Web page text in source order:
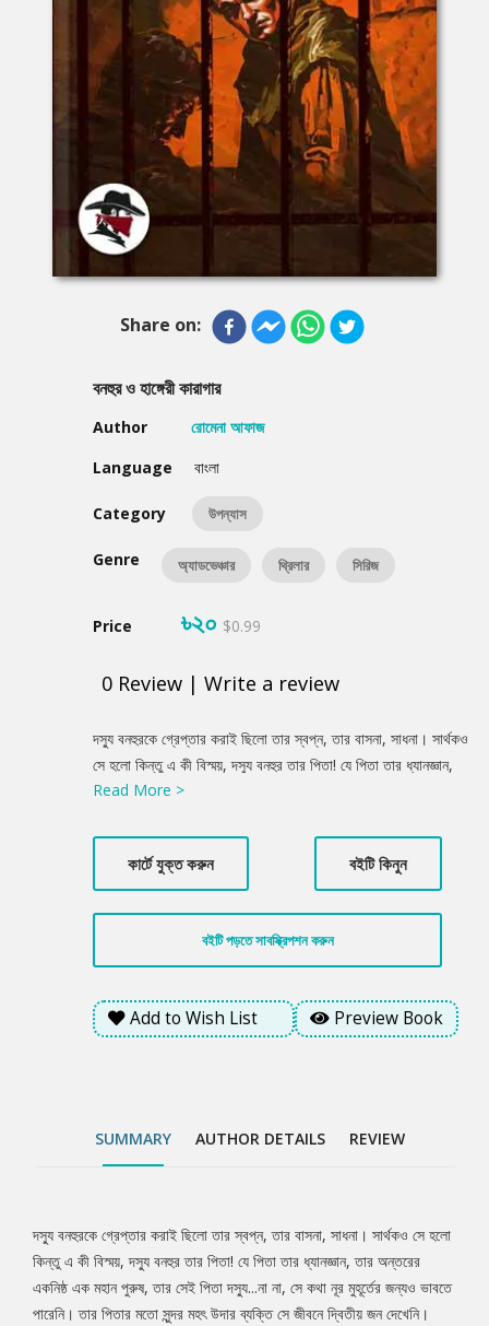
Share on:
বনহুর ও হাঙ্গেরী কারাগার
Author
রোমেনা আফাজ
Language
বাংলা
Category উপন্যাস
Genre অ্যাডভেঞ্চার থ্রিলার সিরিজ
Price ৳২০ $0.99
0 Review | Write a review
Summery
দস্যু বনহুরকে গ্রেপ্তার করাই ছিলো তার স্বপ্ন, তার বাসনা, সাধনা। সার্থকও
সে হলো কিন্তু এ কী বিস্ময়, দস্যু বনহুর তার পিতা! যে পিতা তার ধ্যানজ্ঞান,
তার অন্তরের একনিষ্ঠ এক মহান পুরুষ, তার সেই পিতা দস্যু...না না, সে কথা
সে জীবনে দ্বিতীয় জন দেখেনি। অথচ যা মিথ্যা নয়, একেবারে আকাশের মত
সত্য...নূর বনহুরকে আটক করার পর যখন তার মুখমণ্ডল থেকে আবরণ খুলে
ফেলা হলো এবং প্রকাশ পেলো কে এই দস্যু বনহুর— তখন নূর শুধু আশ্চর্যই
হয়নি, হয়েছিলো হতভম্ব কিংকর্তব্যবিমূঢ়, ভাষা হারিয়ে ফেলেছিলো সে।
Read More >
কার্টে যুক্ত করুন বইটি কিনুন
বইটি পড়তে সাবস্ক্রিপশন করুন
Add to Wish List Preview Book
SUMMARY AUTHOR DETAILS REVIEW
Tab
Article
দস্যু বনহুরকে গ্রেপ্তার করাই ছিলো তার স্বপ্ন, তার বাসনা, সাধনা। সার্থকও সে হলো
কিন্তু এ কী বিস্ময়, দস্যু বনহুর তার পিতা! যে পিতা তার ধ্যানজ্ঞান, তার অন্তরের
একনিষ্ঠ এক মহান পুরুষ, তার সেই পিতা দস্যু...না না, সে কথা নূর মুহূর্তের জন্যও ভাবতে
পারেনি। তার পিতার মতো সুন্দর মহৎ উদার ব্যক্তি সে জীবনে দ্বিতীয় জন দেখেনি।